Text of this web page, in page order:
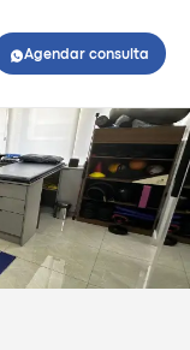
Agendar consulta